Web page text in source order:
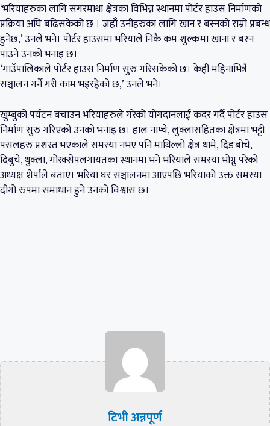
‘भरियाहरुका लागि सगरमाथा क्षेत्रका विभिन्न स्थानमा पोर्टर हाउस निर्माणको
प्रक्रिया अघि बढिसकेको छ । जहाँ उनीहरुका लागि खान र बस्नको राम्रो प्रबन्ध
हुनेछ,’ उनले भने। पोर्टर हाउसमा भरियाले निकै कम शुल्कमा खाना र बस्न
पाउने उनको भनाइ छ।
‘गाउँपालिकाले पोर्टर हाउस निर्माण सुरु गरिसकेको छ। केही महिनाभित्रै
सञ्चालन गर्ने गरी काम भइरहेको छ,’ उनले भने।
खुम्बुको पर्यटन बचाउन भरियाहरुले गरेको योगदानलाई कदर गर्दै पोर्टर हाउस
निर्माण सुरु गरिएको उनको भनाइ छ। हाल नाम्चे, लुक्लासहितका क्षेत्रमा भट्टी
पसलहरु प्रशस्त भएकाले समस्या नभए पनि माथिल्लो क्षेत्र थामे, दिङबोचे,
दिबुचे, थुक्ला, गोरक्सेपलगायतका स्थानमा भने भरियाले समस्या भोग्नु परेको
अध्यक्ष शेर्पाले बताए। भरिया घर सञ्चालनमा आएपछि भरियाको उक्त समस्या
दीगो रुपमा समाधान हुने उनको विश्वास छ।
टिभी अन्नपूर्ण